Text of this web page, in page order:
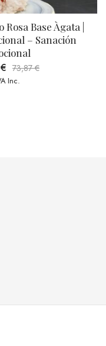
Base Àgata |
– Sanación
€ 73,87€
Inc.